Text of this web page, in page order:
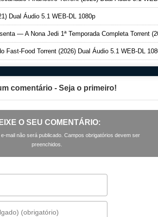
Dual Áudio 5.1 WEB-DL 1080p
Jedi 1ª Temporada Completa Torrent (2026) Dual Áudio 5.1 WEB-DL
Fast-Food Torrent (2026) Dual Áudio 5.1 WEB-DL
comentário - Seja o primeiro!
O SEU COMENTÁRIO:
mail não será publicado. Campos obrigatórios devem ser
preenchidos.